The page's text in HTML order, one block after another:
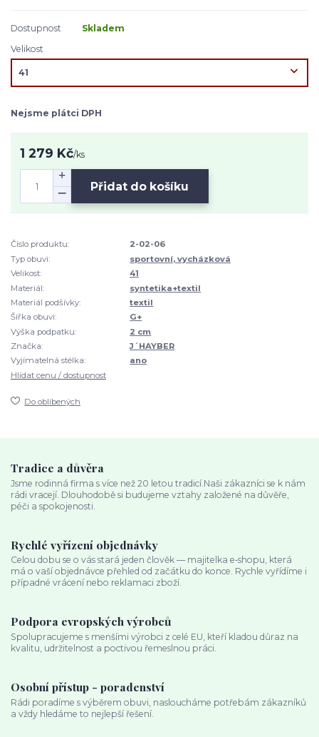
Dostupnost
Skladem
Velikost
Nejsme plátci DPH
1 279 Kč/ks
Přidat do košíku
Číslo produktu:
2-02-06
Typ obuvi:
sportovní, vycházková
Velikost:
41
Materiál:
syntetika+textil
Materiál podšívky:
textil
Šířka obuvi:
G+
Výška podpatku:
2 cm
Značka:
J´HAYBER
Vyjímatelná stélka:
ano
Hlídat cenu / dostupnost
Do oblíbených
Tradice a důvěra
Jsme rodinná firma s více než 20 letou tradicí.Naši zákazníci se k nám
rádi vracejí. Dlouhodobě si budujeme vztahy založené na důvěře,
péči a spokojenosti.
Rychlé vyřízení objednávky
Celou dobu se o vás stará jeden člověk — majitelka e‑shopu, která
má o vaší objednávce přehled od začátku do konce. Rychle vyřídíme i
případné vrácení nebo reklamaci zboží.
Podpora evropských výrobců
Spolupracujeme s menšími výrobci z celé EU, kteří kladou důraz na
kvalitu, udržitelnost a poctivou řemeslnou práci.
Osobní přístup - poradenství
Rádi poradíme s výběrem obuvi, nasloucháme potřebám zákazníků
a vždy hledáme to nejlepší řešení.